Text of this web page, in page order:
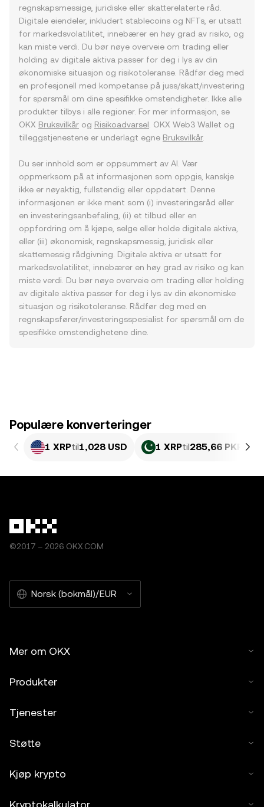
regnskapsmessige, juridiske eller skatterelaterte råd.
Digitale eiendeler, inkludert stablecoins og NFTs, er utsatt
for markedsvolatilitet, innebærer en høy grad av risiko, og
kan miste verdi. Du bør nøye overveie om trading eller
holding av digitale aktiva passer for deg i lys av din
økonomiske situasjon og risikotoleranse. Rådfør deg med
en profesjonell med kompetanse på juss/skatt/investering
for spørsmål om dine spesifikke omstendigheter. Ikke alle
produkter tilbys i alle regioner. For mer informasjon, se
OKX Bruksvilkår og Risikoadvarsel . OKX Web3 Wallet og
tilleggstjenestene er underlagt egne Bruksvilkår.
Du ser innhold som er oppsummert av AI. Vær
oppmerksom på at informasjonen som oppgis, kanskje
ikke er nøyaktig, fullstendig eller oppdatert. Denne
informasjonen er ikke ment som (i) investeringsråd eller
en investeringsanbefaling, (ii) et tilbud eller en
oppfordring om å kjøpe, selge eller holde digitale aktiva,
eller (iii) økonomisk, regnskapsmessig, juridisk eller
skattemessig rådgivning. Digitale aktiva er utsatt for
markedsvolatilitet, innebærer en høy grad av risiko og kan
miste verdi. Du bør nøye overveie om trading eller holding
av digitale aktiva passer for deg i lys av din økonomiske
situasjon og risikotoleranse. Rådfør deg med en
regnskapsfører/investeringsspesialist for spørsmål om de
spesifikke omstendighetene dine.
Populære konverteringer
1 XRPtil1,028 USD 1 XRPtil285,66 PKR
©2017 – 2026 OKX.COM
Norsk (bokmål)/EUR
Mer om OKX
Produkter
Tjenester
Støtte
Kjøp krypto
Kryptokalkulator